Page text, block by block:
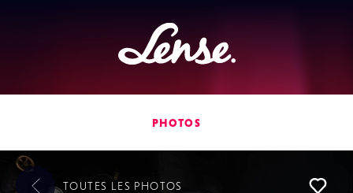
Lense
PHOTOS
TOUTES LES PHOTOS